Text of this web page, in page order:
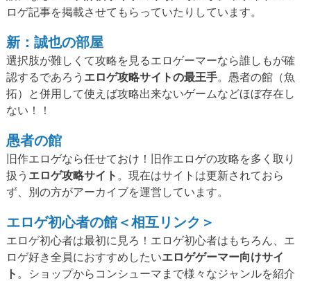
ロゲ記事を掲載させてもらっていたりしています。
新：誠也の部屋
選択肢が難しくて攻略を見るエロゲーマーなら誰しもが確
認するであろう エロゲ攻略サイトの最王手。愚者の館（魚
拓）と併用して使えば攻略出来ないゲームなどほぼ存在し
ない！！
愚者の館
旧作エロゲなら任せておけ！旧作エロゲの攻略を多く取り
扱う エロゲ攻略サイト 。現在はサイトは更新されておら
ず、別の方がアーカイブを運営しています。
エロゲ初心者の館＜相互リンク＞
エロゲ初心者は最初に見ろ！エロゲ初心者はもちろん、エ
ロゲ好き全員におすすめしたいエロゲゲーマー向けサイ
ト 。ショップからコンシューマまで様々なジャンルを紹介